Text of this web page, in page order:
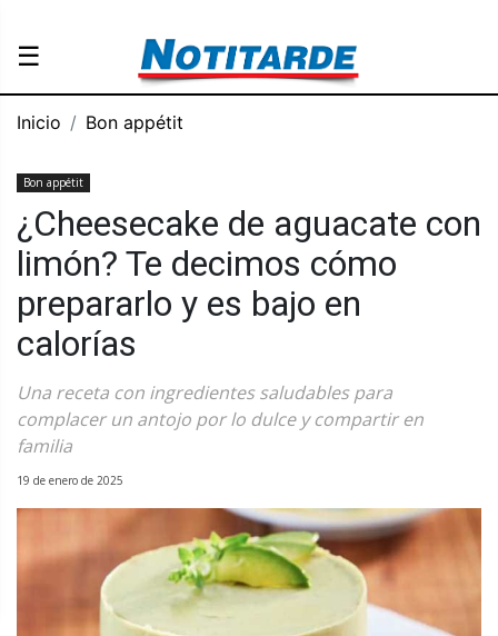
☰
Inicio Bon appétit
Bon appétit
¿Cheesecake de aguacate con
limón? Te decimos cómo
prepararlo y es bajo en
calorías
Una receta con ingredientes saludables para
complacer un antojo por lo dulce y compartir en
familia
19 de enero de 2025